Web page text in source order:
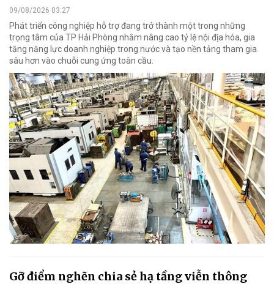
09/08/2026 03:27
Phát triển công nghiệp hỗ trợ đang trở thành một trong những
trọng tâm của TP Hải Phòng nhằm nâng cao tỷ lệ nội địa hóa, gia
tăng năng lực doanh nghiệp trong nước và tạo nền tảng tham gia
sâu hơn vào chuỗi cung ứng toàn cầu.
Gỡ điểm nghẽn chia sẻ hạ tầng viễn thông